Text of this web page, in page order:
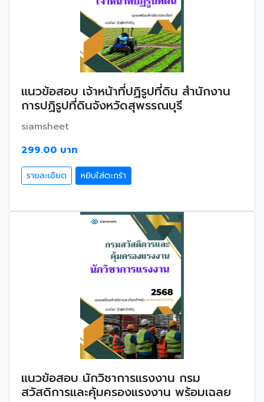
แนวข้อสอบ เจ้าหน้าที่ปฏิรูปที่ดิน สำนักงาน
การปฏิรูปที่ดินจังหวัดสุพรรณบุรี
siamsheet
299.00 บาท
รายละเอียด หยิบใส่ตะกร้า
แนวข้อสอบ นักวิชาการแรงงาน กรม
สวัสดิการและคุ้มครองแรงงาน พร้อมเฉลย